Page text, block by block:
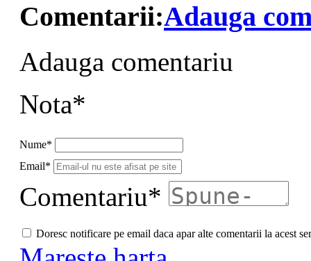
Comentarii:Adauga
Adauga comentariu
Nota*
Nume*
Email*
Comentariu*
Doresc notificare pe email daca apar alte comentarii la acest